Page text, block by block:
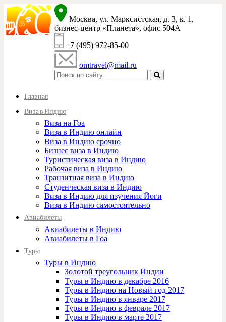
Москва, ул. Марксистская, д. 3, к. 1,
бизнес-центр «Планета», офис 504A
+7 (495) 972-85-00
omtravel@mail.ru
Главная
Виза в Индию
Виза на Гоа
Виза в Индию онлайн
Виза в Индию срочно
Бизнес виза в Индию
Туристическая виза в Индию
Рабочая виза в Индию
Транзитная виза в Индию
Студенческая виза в Индию
Виза в Индию для изучения Йоги
Виза в Индию самостоятельно
Авиабилеты
Авиабилеты в Индию
Авиабилеты в Гоа
Туры
Туры в Индию
Золотой треугольник Индии
Туры в Индию в декабре 2016
Туры в Индию на Новый год 2017
Туры в Индию в январе 2017
Туры в Индию в феврале 2017
Туры в Индию в марте 2017